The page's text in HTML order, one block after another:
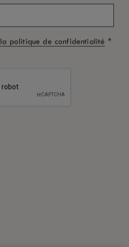
la politique de confidentialité *